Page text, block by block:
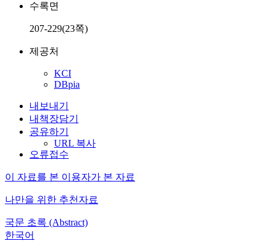
수록면
207-229(23쪽)
제공처
KCI
DBpia
내보내기
내책장담기
공유하기
URL 복사
오류접수
이 자료를 본 이용자가 본 자료
나만을 위한 추천자료
국문 초록 (Abstract)
한국어